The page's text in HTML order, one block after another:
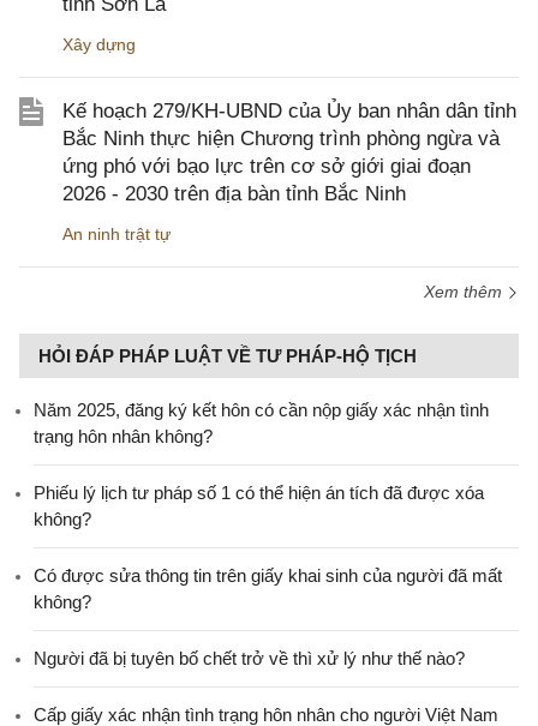
Xây dựng
Kế hoạch 279/KH-UBND của Ủy ban nhân dân tỉnh
Bắc Ninh thực hiện Chương trình phòng ngừa và
ứng phó với bạo lực trên cơ sở giới giai đoạn
2026 - 2030 trên địa bàn tỉnh Bắc Ninh
An ninh trật tự
Xem thêm
HỎI ĐÁP PHÁP LUẬT VỀ TƯ PHÁP-HỘ TỊCH
Năm 2025, đăng ký kết hôn có cần nộp giấy xác nhận tình
trạng hôn nhân không?
Phiếu lý lịch tư pháp số 1 có thể hiện án tích đã được xóa
không?
Có được sửa thông tin trên giấy khai sinh của người đã mất
không?
Người đã bị tuyên bố chết trở về thì xử lý như thế nào?
Cấp giấy xác nhận tình trạng hôn nhân cho người Việt Nam